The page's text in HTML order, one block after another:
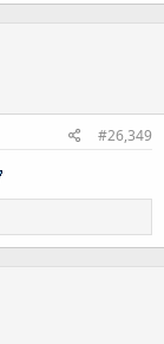
#26,349